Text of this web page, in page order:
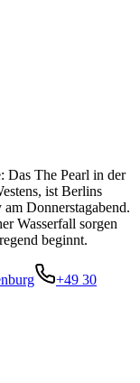
The Pearl in der
ist Berlins
Donnerstagabend.
Wasserfall sorgen
beginnt.
+49 30